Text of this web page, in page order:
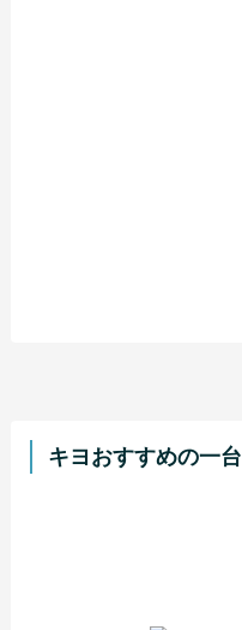
キヨおすすめの一台